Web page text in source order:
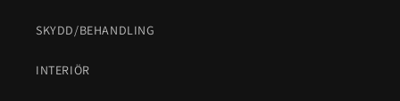
SKYDD/BEHANDLING
INTERIÖR